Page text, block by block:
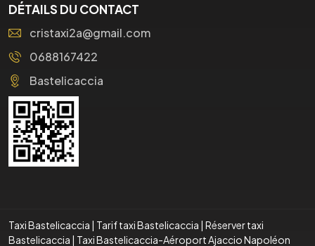
DÉTAILS DU CONTACT
cristaxi2a@gmail.com
0688167422
Bastelicaccia
Taxi Bastelicaccia | Tarif taxi Bastelicaccia | Réserver taxi
Bastelicaccia | Taxi Bastelicaccia-Aéroport Ajaccio Napoléon